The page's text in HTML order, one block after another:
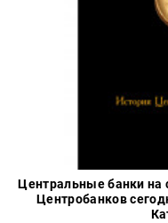
Центральные банки на
Центробанков